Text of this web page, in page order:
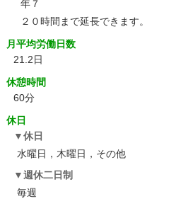
年７
２０時間まで延長できます。
月平均労働日数
21.2日
休憩時間
60分
休日
休日
水曜日，木曜日，その他
週休二日制
毎週